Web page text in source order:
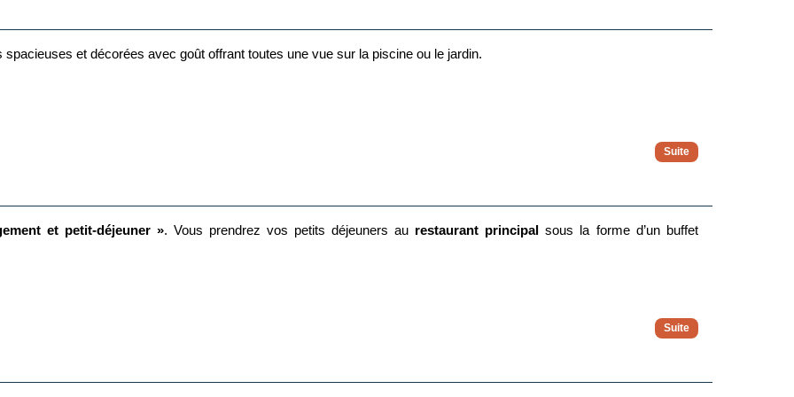
et décorées avec goût offrant toutes une vue sur la piscine ou le jardin.
et petit-déjeuner ». Vous prendrez vos petits déjeuners au restaurant principal sous la forme d’un buffet
barvous propose des boissons rafraîchissantes et des en-cas légers.